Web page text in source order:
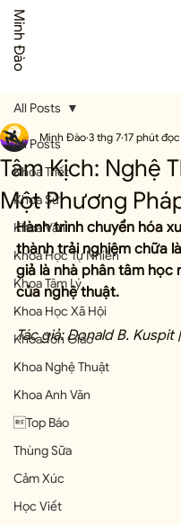
Minh Đào
All Posts
Khoa Triết
Khoa Sử
Khoa Văn
Khoa Học Tự Nhiên
Khoa Tâm Lý
Khoa Học Xã Hội
Khoa Tôn Giáo
Khoa Nghệ Thuật
Khoa Anh Văn
Top Báo
Thùng Sữa
Cảm Xúc
Học Viết
All Posts
Tâm Kịch: Nghệ
Một Phương
Minh Đào 3 thg 7 17 phút đọc
Hành trình chuyển hóa
thành trải nghiệm chữa
giả là nhà phân tâm học
của nghệ thuật.
Tác giả: Donald B.